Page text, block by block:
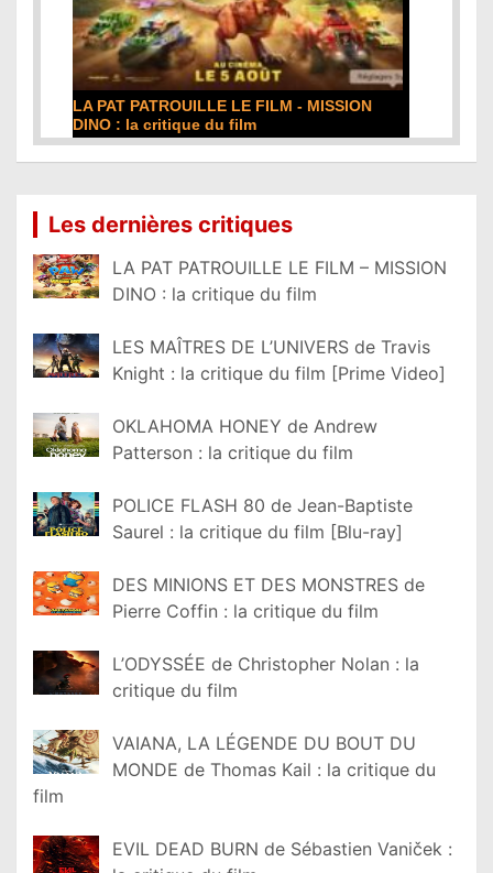
LA PAT PATROUILLE LE FILM - MISSION
DINO : la critique du film
Les dernières critiques
LA PAT PATROUILLE LE FILM – MISSION
DINO : la critique du film
LES MAÎTRES DE L’UNIVERS de Travis
Knight : la critique du film [Prime Video]
OKLAHOMA HONEY de Andrew
Patterson : la critique du film
POLICE FLASH 80 de Jean-Baptiste
Saurel : la critique du film [Blu-ray]
DES MINIONS ET DES MONSTRES de
Pierre Coffin : la critique du film
L’ODYSSÉE de Christopher Nolan : la
critique du film
VAIANA, LA LÉGENDE DU BOUT DU
MONDE de Thomas Kail : la critique du
film
EVIL DEAD BURN de Sébastien Vaniček :